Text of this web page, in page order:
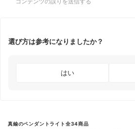
選び方は参考になりましたか？
はい
真鍮のペンダントライト全34商品